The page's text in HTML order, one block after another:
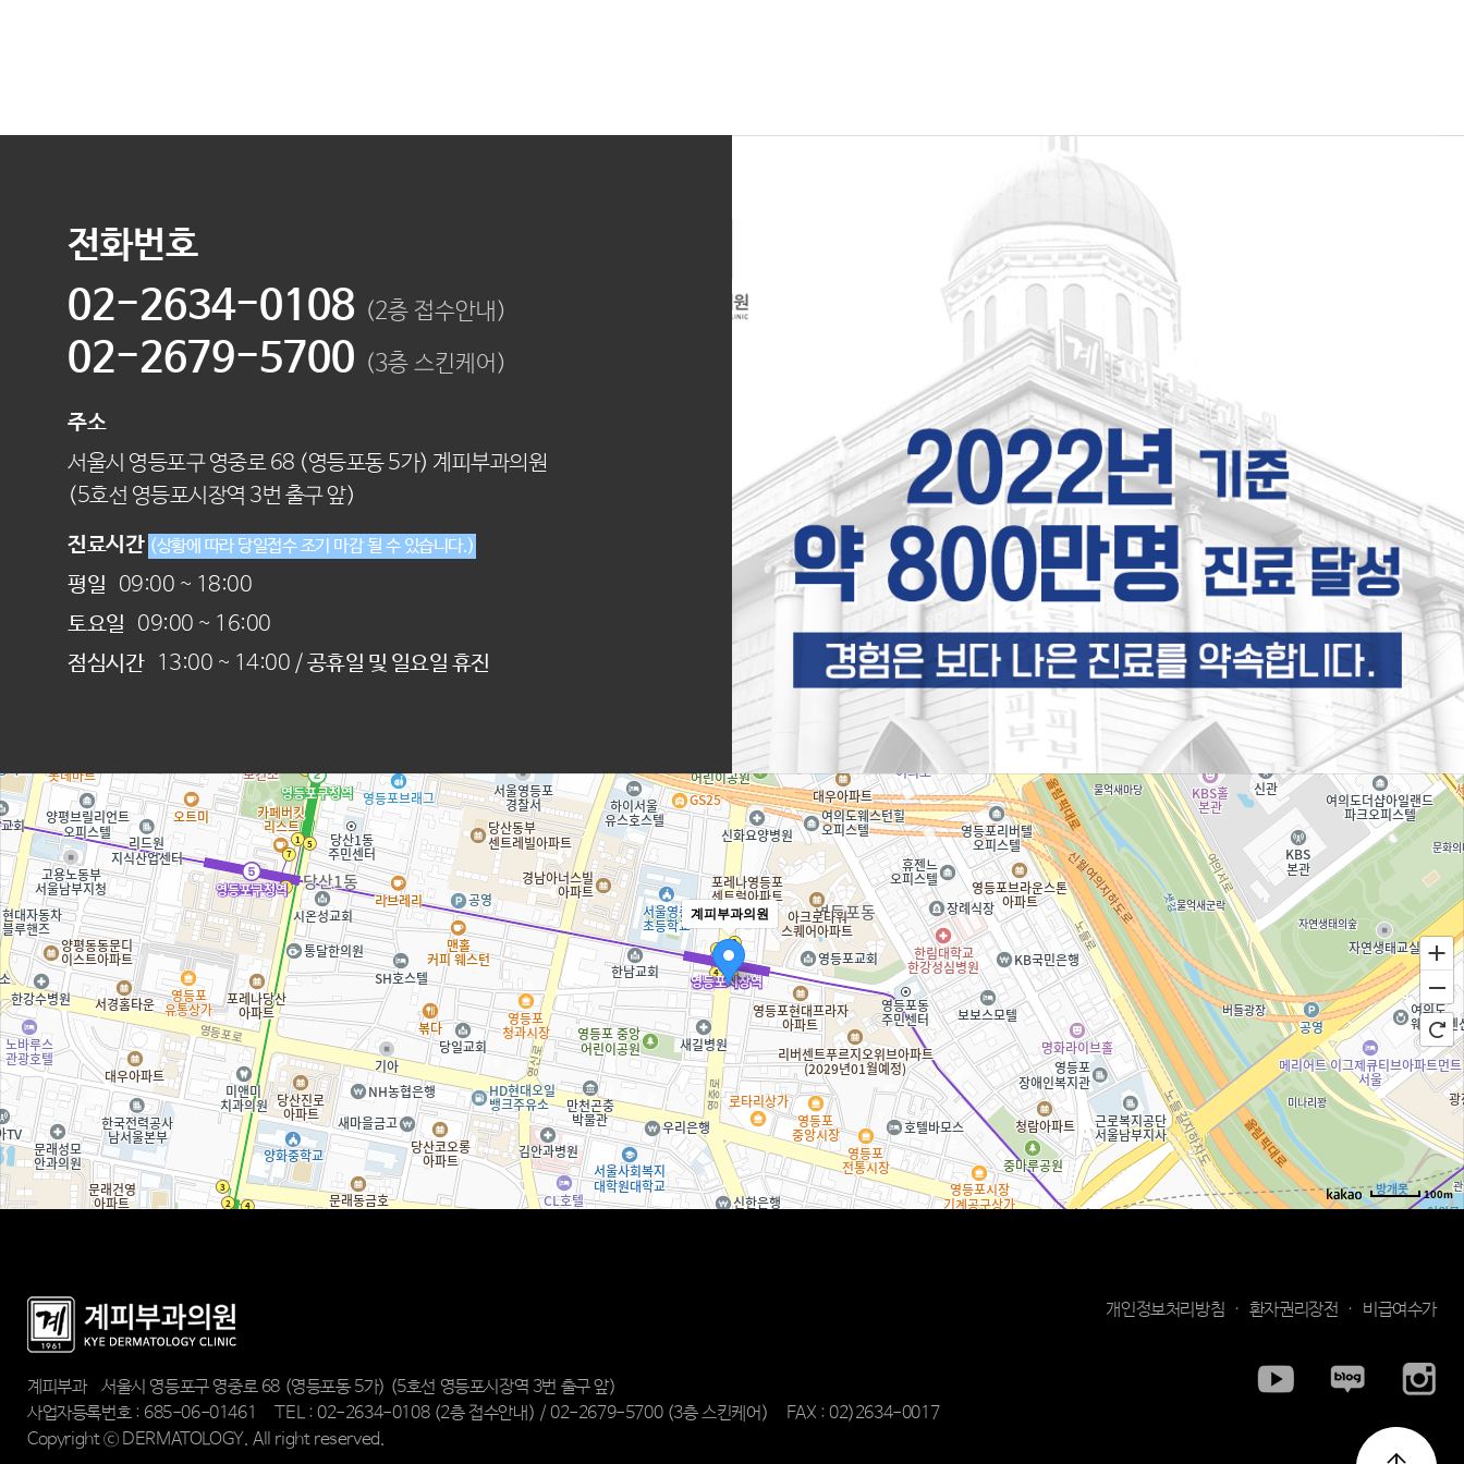
전화번호
02-2634-0108 (2층 접수안내)
02-2679-5700 (3층 스킨케어)
주소
서울시 영등포구 영중로 68 (영등포동 5가) 계피부과의원
(5호선 영등포시장역 3번 출구 앞)
진료시간 (상황에 따라 당일접수 조기 마감 될 수 있습니다.)
평일
09:00 ~ 18:00
토요일
09:00 ~ 16:00
점심시간
13:00 ~ 14:00 /공휴일 및 일요일 휴진
계피부과의원
100m
계피부과 서울시 영등포구 영중로 68 (영등포동 5가) (5호선 영등포시장역 3번 출구 앞)
사업자등록번호 : 685-06-01461
TEL :02-2634-0108(2층 접수안내) /02-2679-5700(3층 스킨케어)
FAX : 02)2634-0017
Copyright ⓒ DERMATOLOGY. All right reserved.
개인정보처리방침 · 환자권리장전 · 비급여수가